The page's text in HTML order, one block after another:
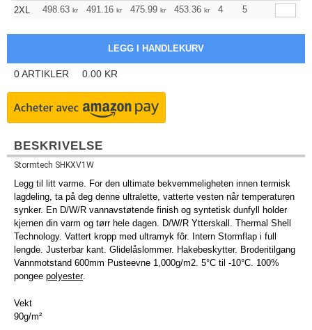
2XL
498.63 kr 491.16 kr 475.99 kr 453.36 kr 430.725
0ARTIKLER 0.00 KR
BESKRIVELSE
Stormtech SHKXV1W
Legg til litt varme. For den ultimate bekvemmeligheten innen termisk
lagdeling, ta på deg denne ultralette, vatterte vesten når temperaturen
synker. En D/W/R vannavstøtende finish og syntetisk dunfyll holder
kjernen din varm og tørr hele dagen. D/W/R Ytterskall. Thermal Shell
Technology. Vattert kropp med ultramyk fôr. Intern Stormflap i full
lengde. Justerbar kant. Glidelåslommer. Hakebeskytter. Broderitilgang
Vannmotstand 600mm Pusteevne 1,000g/m2. 5°C til -10°C. 100%
pongee polyester.
Vekt
90g/m²